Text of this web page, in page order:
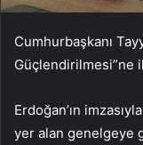
Cumhurbaşkanı
Güçlendirilmesi”ne
Erdoğan’ın
yer alan genelgeye